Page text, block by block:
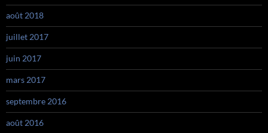
août 2018
juillet 2017
juin 2017
mars 2017
septembre 2016
août 2016